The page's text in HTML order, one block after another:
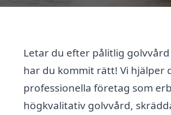
Letar du efter pålitlig golvvård
har du kommit rätt! Vi hjälper
professionella företag som
högkvalitativ golvvård,